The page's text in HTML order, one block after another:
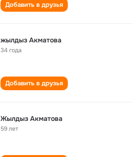
Добавить в друзья
жылдыз Акматова
34 года
Добавить в друзья
Жылдыз Акматова
59 лет